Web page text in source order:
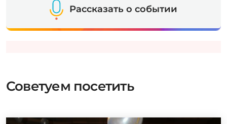
Рассказать о событии
Советуем посетить